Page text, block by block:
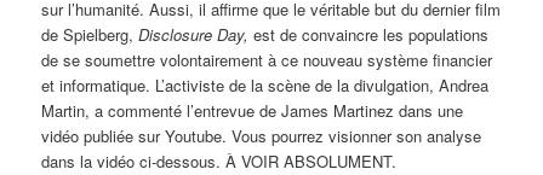
sur l’humanité. Aussi, il affirme que le véritable but du dernier film
de Spielberg,Disclosure Day, est de convaincre les populations
de se soumettre volontairement à ce nouveau système financier
et informatique. L’activiste de la scène de la divulgation, Andrea
Martin, a commenté l’entrevue de James Martinez dans une
vidéo publiée sur Youtube. Vous pourrez visionner son analyse
dans la vidéo ci-dessous. À VOIR ABSOLUMENT.